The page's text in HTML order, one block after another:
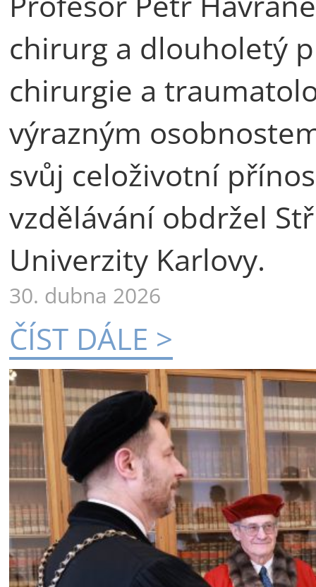
chirurg a dlouholetý
chirurgie a
výrazným
svůj celoživotní
vzdělávání obdržel
Univerzity Karlovy.
30. dubna 2026
ČÍST DÁLE >